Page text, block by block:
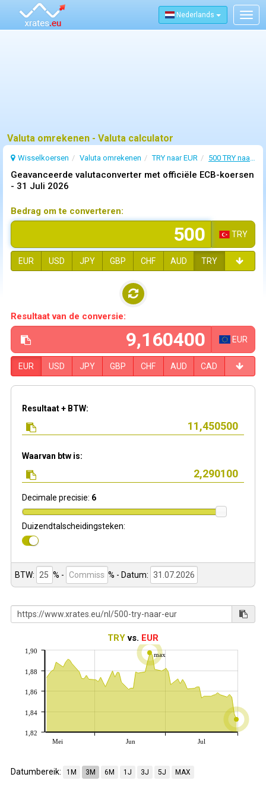
Nederlands
Valuta omrekenen - Valuta calculator
Wisselkoersen Valuta omrekenen TRY naar EUR 500 TRY naar EUR
Geavanceerde valutaconverter met officiële ECB-koersen
- 31 Juli 2026
Bedrag om te converteren:
TRY
EUR USD JPY GBP CHF AUD TRY
Resultaat van de conversie:
EUR
EUR USD JPY GBP CHF AUD CAD
Resultaat + BTW:
Waarvan btw is:
Decimale precisie: 6
Duizendtalscheidingsteken:
BTW: % - % - Datum:
TRYvs. EUR
max
Mei Jun Jul
1,82
1,84
1,86
1,88
1,90
Datumbereik: 1M 3M 6M 1J 3J 5J MAX